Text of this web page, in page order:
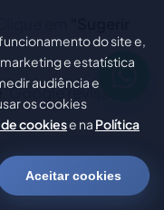
em
. Google revisa em
(booking,
do site e,
e estatística
audiência e
os cookies
cookiese na Política
Aceitar cookies